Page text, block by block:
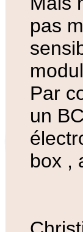
pas
Par
un
box ,